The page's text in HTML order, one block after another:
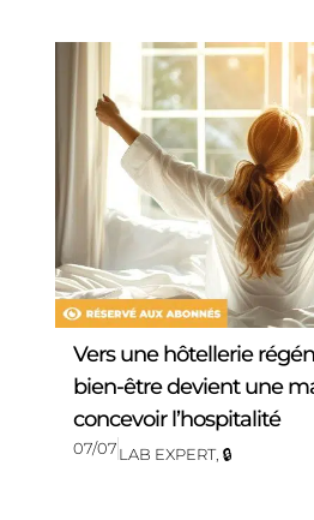
Vers une hôtellerie
bien-être devient une
concevoir l’hospitalité
07/07LAB EXPERT, 🔒